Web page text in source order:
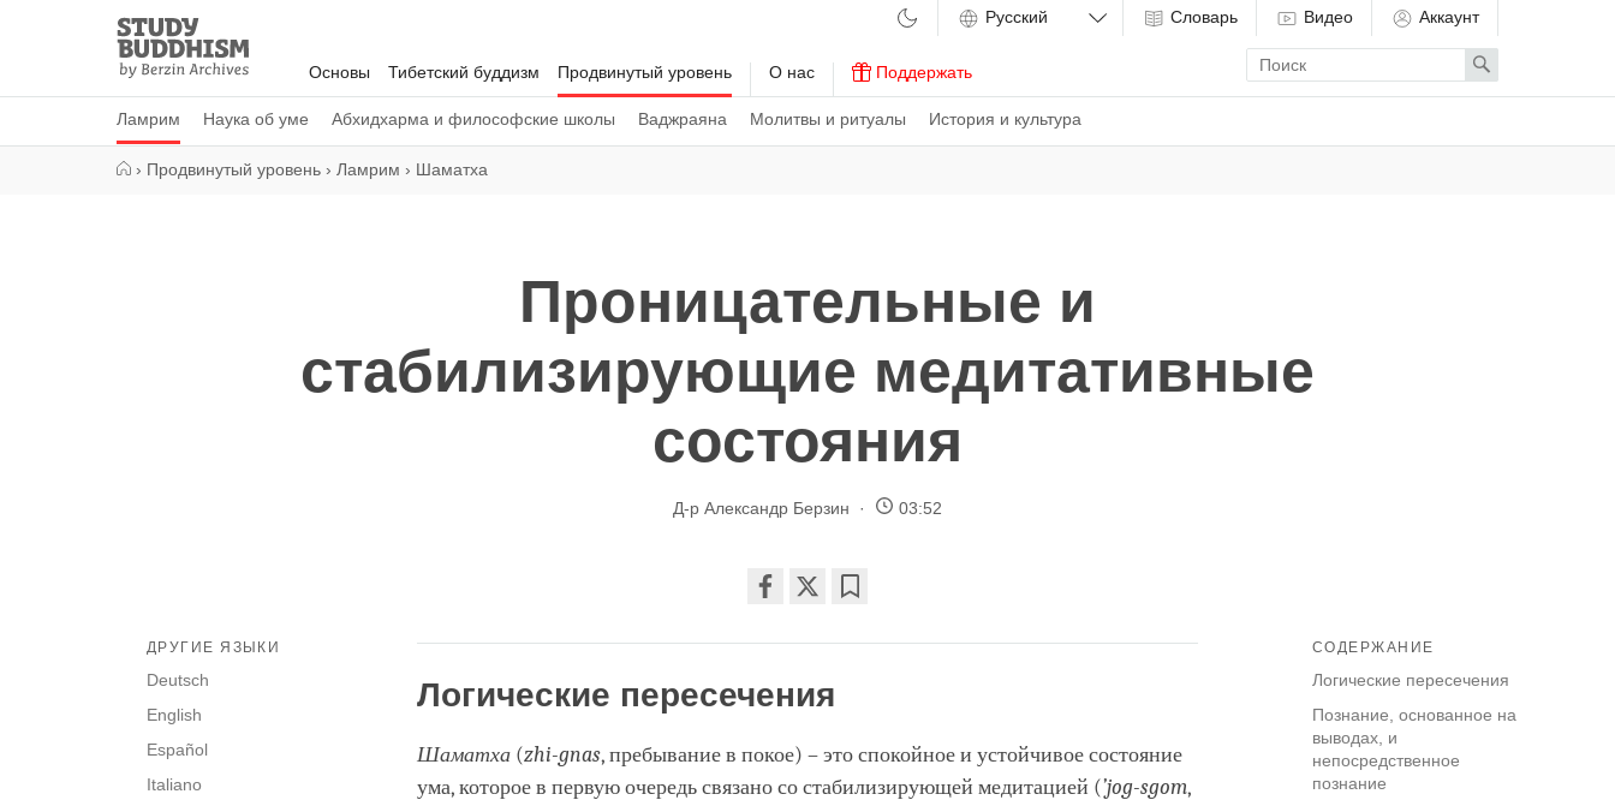
Study
Buddhism
Home
Основы Тибетский буддизм Продвинутый уровень
Ламрим Наука об уме Абхидхарма и философские школы Ваджраяна Молитвы и ритуалы История и культура
О нас Поддержать
Словарь Видео Аккаунт
Enter
search
term
Search
› Продвинутый уровень › Ламрим › Шаматха
Проницательные и
стабилизирующие медитативные
состояния
Д-р Александр Берзин 03:52
on
facebook
СОДЕРЖАНИЕ
Логические пересечения
Познание, основанное на
выводах, и
непосредственное
познание
ДРУГИЕ ЯЗЫКИ
Deutsch
English
Español
Italiano
Логические пересечения
Шаматха (zhi-gnas, пребывание в покое) – это спокойное и устойчивое состояние
ума, которое в первую очередь связано со стабилизирующей медитацией (’jog-sgom,